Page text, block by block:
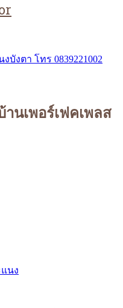
บังตา โทร 0839221002
นเพอร์เฟคเพลส